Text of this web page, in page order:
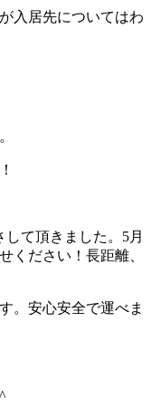
入居先についてはわ
て頂きました。5月
ください！長距離、
。安心安全で運べま